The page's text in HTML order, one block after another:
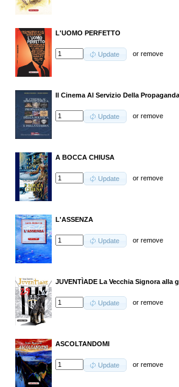
L'UOMO PERFETTO
Update orremove
Il Cinema Al Servizio Della
Update orremove
A BOCCA CHIUSA
Update orremove
L'ASSENZA
Update orremove
JUVENTÌADE La Vecchia Signora alla
Update orremove
ASCOLTANDOMI
Update orremove